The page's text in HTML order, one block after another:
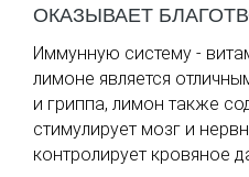
ОКАЗЫВАЕТ
Иммунную систему -
лимоне является
и гриппа, лимон также
стимулирует мозг и
контролирует кровяное